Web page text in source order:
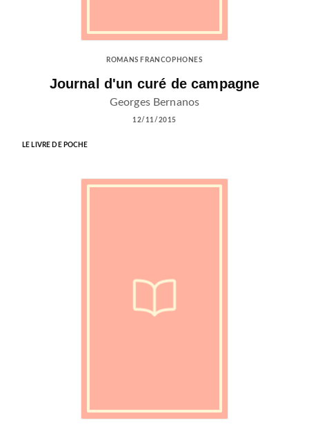
ROMANS FRANCOPHONES
Journal d'un curé de campagne
Georges Bernanos
12/11/2015
LE LIVRE DE POCHE